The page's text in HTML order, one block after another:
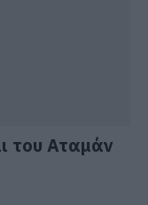
του Αταμάν